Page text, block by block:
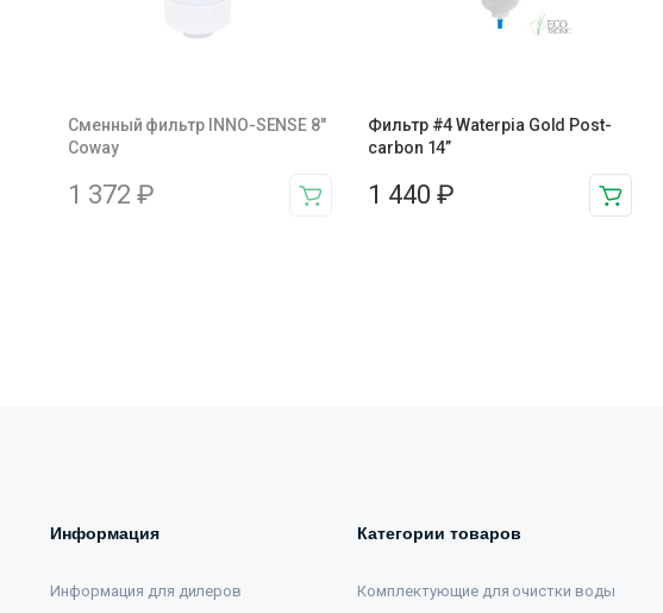
Сменный фильтр INNO-SENSE 8"
Coway
1 372 ₽
Фильтр #4 Waterpia Gold Post-
carbon 14”
1 440 ₽
Информация
Информация для дилеров
Категории товаров
Комплектующие для очистки воды